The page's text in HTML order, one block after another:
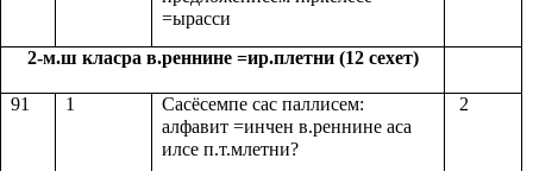
=ырасси
2-м.ш класра в.реннине =ир.плетни (12 сехет)
91 1
Сасёсемпе сас паллисем:
алфавит =инчен в.реннине аса
илсе п.т.млетни?
2